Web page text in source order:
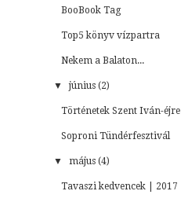
BooBook Tag
Top5 könyv vízpartra
Nekem a Balaton...
▼ június (2)
Történetek Szent Iván-éjre
Soproni Tündérfesztivál
▼ május (4)
Tavaszi kedvencek | 2017